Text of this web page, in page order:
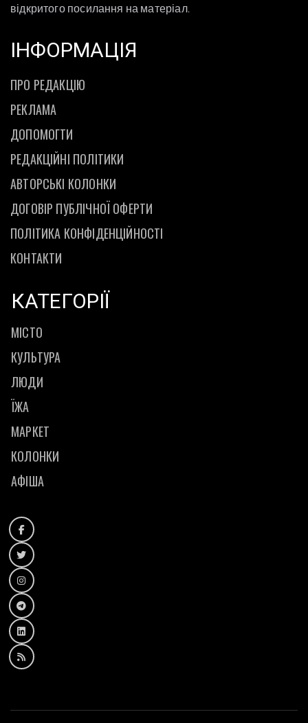
відкритого посилання на матеріал.
ІНФОРМАЦІЯ
ПРО РЕДАКЦІЮ
РЕКЛАМА
ДОПОМОГТИ
РЕДАКЦІЙНІ ПОЛІТИКИ
АВТОРСЬКІ КОЛОНКИ
ДОГОВІР ПУБЛІЧНОЇ ОФЕРТИ
ПОЛІТИКА КОНФІДЕНЦІЙНОСТІ
КОНТАКТИ
КАТЕГОРІЇ
МІСТО
КУЛЬТУРА
ЛЮДИ
ЇЖА
МАРКЕТ
КОЛОНКИ
АФІША